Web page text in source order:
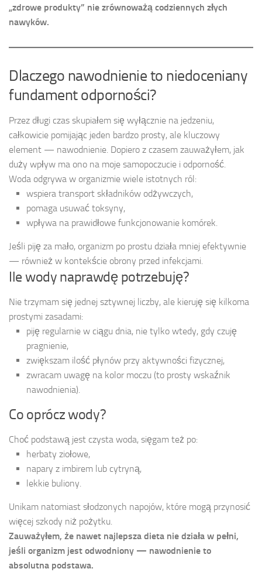
„zdrowe produkty” nie zrównoważą codziennych złych
nawyków.
Dlaczego nawodnienie to niedoceniany
fundament odporności?
Przez długi czas skupiałem się wyłącznie na jedzeniu,
całkowicie pomijając jeden bardzo prosty, ale kluczowy
element — nawodnienie. Dopiero z czasem zauważyłem, jak
duży wpływ ma ono na moje samopoczucie i odporność.
Woda odgrywa w organizmie wiele istotnych ról:
wspiera transport składników odżywczych,
pomaga usuwać toksyny,
wpływa na prawidłowe funkcjonowanie komórek.
Jeśli piję za mało, organizm po prostu działa mniej efektywnie
— również w kontekście obrony przed infekcjami.
Ile wody naprawdę potrzebuję?
Nie trzymam się jednej sztywnej liczby, ale kieruję się kilkoma
prostymi zasadami:
piję regularnie w ciągu dnia, nie tylko wtedy, gdy czuję
pragnienie,
zwiększam ilość płynów przy aktywności fizycznej,
zwracam uwagę na kolor moczu (to prosty wskaźnik
nawodnienia).
Co oprócz wody?
Choć podstawą jest czysta woda, sięgam też po:
herbaty ziołowe,
napary z imbirem lub cytryną,
lekkie buliony.
Unikam natomiast słodzonych napojów, które mogą przynosić
więcej szkody niż pożytku.
Zauważyłem, że nawet najlepsza dieta nie działa w pełni,
jeśli organizm jest odwodniony — nawodnienie to
absolutna podstawa.